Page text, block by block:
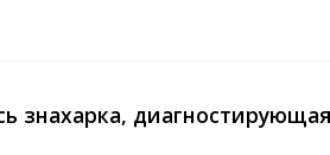
знахарка,